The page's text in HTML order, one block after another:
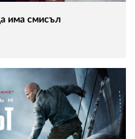
има смисъл